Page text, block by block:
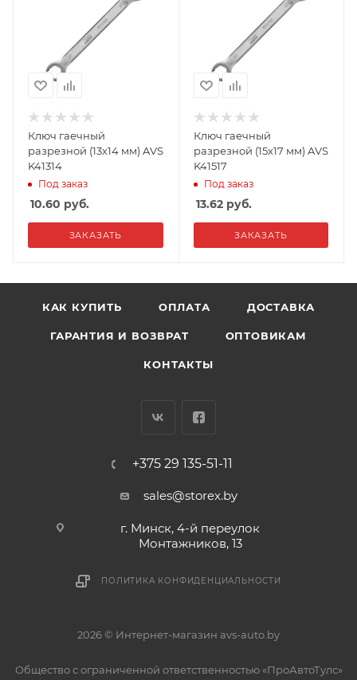
Ключ гаечный
разрезной (13х14 мм) AVS
K41314
Под заказ
10.60 руб.
ЗАКАЗАТЬ
Ключ гаечный
разрезной (15х17 мм) AVS
K41517
Под заказ
13.62руб.
ЗАКАЗАТЬ
КАК КУПИТЬ ОПЛАТА ДОСТАВКА
ГАРАНТИЯ И ВОЗВРАТ ОПТОВИКАМ
КОНТАКТЫ
+375 29 135-51-11
sales@storex.by
г. Минск, 4-й переулок
Монтажников, 13
ПОЛИТИКА КОНФИДЕНЦИАЛЬНОСТИ
2026 © Интернет-магазин avs-auto.by
Общество с ограниченной ответственностью «ПроАвтоТулс»